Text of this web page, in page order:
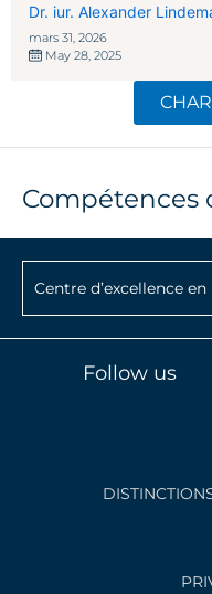
Dr. iur. Alexander
mars 31, 2026
May 28, 2025
Compétences
Centre d’excellence
Follow us